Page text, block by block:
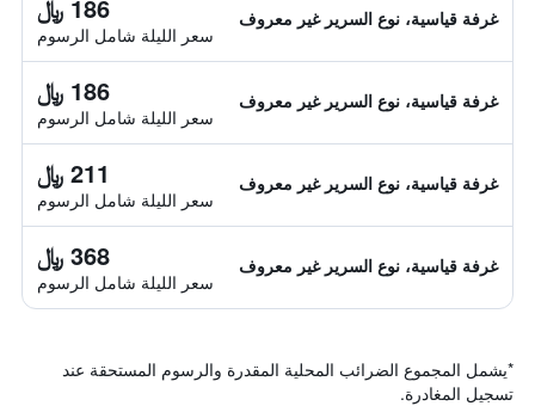
غرفة قياسية، نوع السرير غير معروف 186 ﷼
سعر الليلة شامل الرسوم
غرفة قياسية، نوع السرير غير معروف 186 ﷼
سعر الليلة شامل الرسوم
غرفة قياسية، نوع السرير غير معروف 211 ﷼
سعر الليلة شامل الرسوم
غرفة قياسية، نوع السرير غير معروف 368 ﷼
سعر الليلة شامل الرسوم
*يشمل المجموع الضرائب المحلية المقدرة والرسوم المستحقة عند
تسجيل المغادرة.